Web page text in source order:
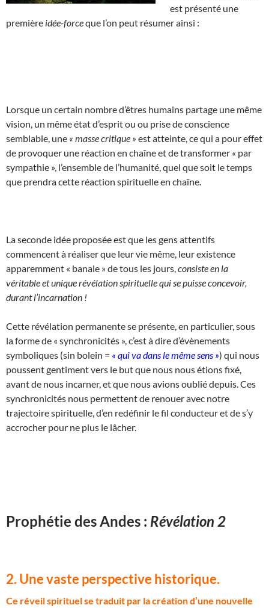
est présenté une
première idée-forceque l’on peut résumer ainsi :
Lorsque un certain nombre d’êtres humains partage une même
vision, un même état d’esprit ou ou prise de conscience
semblable, une « masse critique » est atteinte, ce qui a pour effet
de provoquer une réaction en chaîne et de transformer « par
sympathie », l’ensemble de l’humanité, quel que soit le temps
que prendra cette réaction spirituelle en chaîne.
La seconde idée proposée est que les gens attentifs
commencent à réaliser que leur vie même, leur existence
apparemment « banale » de tous les jours, consiste en la
véritable et unique révélation spirituelle qui se puisse concevoir,
durant l’incarnation !
Cette révélation permanente se présente, en particulier, sous
la forme de « synchronicités », c’est à dire d’évènements
symboliques (sin bolein = « qui va dans le même sens ») qui nous
poussent gentiment vers le but que nous nous étions fixé,
avant de nous incarner, et que nous avions oublié depuis. Ces
synchronicités nous permettent de renouer avec notre
trajectoire spirituelle, d’en redéfinir le fil conducteur et de s’y
accrocher pour ne plus le lâcher.
Prophétie des Andes : Révélation 2
2. Une vaste perspective historique.
Ce réveil spirituel se traduit par la création d’une nouvelle